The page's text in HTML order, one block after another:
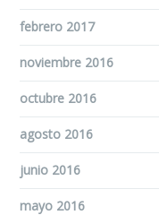
febrero 2017
noviembre 2016
octubre 2016
agosto 2016
junio 2016
mayo 2016